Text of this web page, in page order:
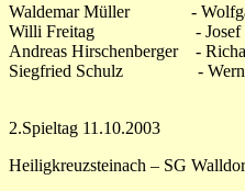
Waldemar Müller -
Willi Freitag - Josef
Andreas Hirschenberger -
Siegfried Schulz -
2.Spieltag 11.10.2003
Heiligkreuzsteinach – SG